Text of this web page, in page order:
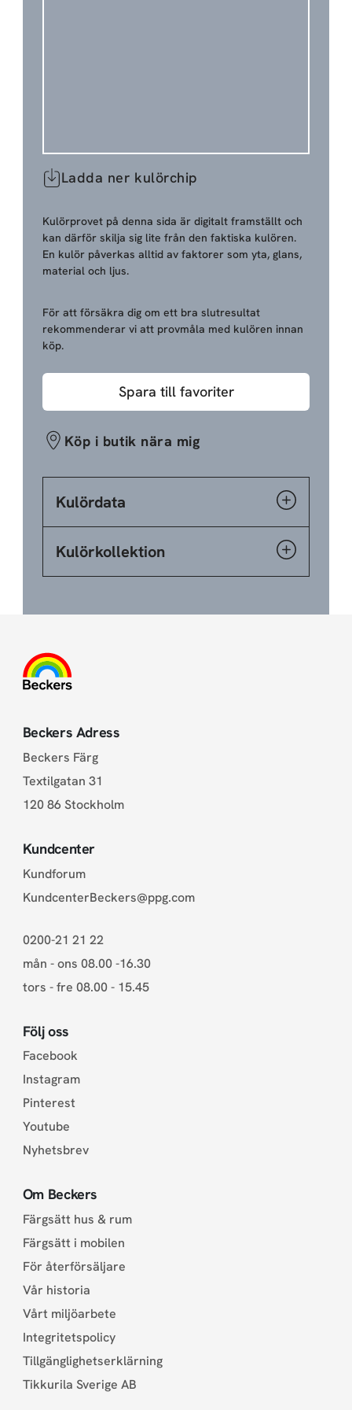
Ladda ner kulörchip
Kulörprovet på denna sida är digitalt framställt och
kan därför skilja sig lite från den faktiska kulören.
En kulör påverkas alltid av faktorer som yta, glans,
material och ljus.
För att försäkra dig om ett bra slutresultat
rekommenderar vi att provmåla med kulören innan
köp.
Spara till favoriter
Köp i butik nära mig
Kulördata
Kulörkollektion
Beckers Adress
Beckers Färg
Textilgatan 31
120 86 Stockholm
Kundcenter
Kundforum
KundcenterBeckers@ppg.com
0200-21 21 22
mån - ons 08.00 -16.30
tors - fre 08.00 - 15.45
Följ oss
Facebook
Instagram
Pinterest
Youtube
Nyhetsbrev
Om Beckers
Färgsätt hus & rum
Färgsätt i mobilen
För återförsäljare
Vår historia
Vårt miljöarbete
Integritetspolicy
Tillgänglighetserklärning
Tikkurila Sverige AB